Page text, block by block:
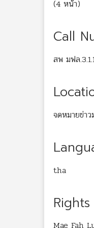
(4 หน้า)
Call
สพ มฟล
จดหมายข่า
tha
Rights
Mae Fah